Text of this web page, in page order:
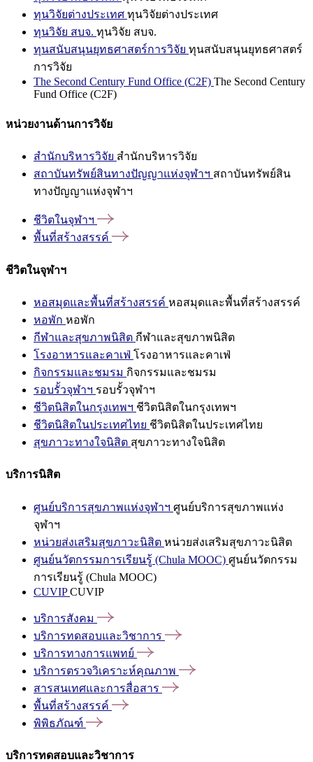
ทุนวิจัยต่างประเทศ ทุนวิจัยต่างประเทศ
ทุนวิจัย สบจ. ทุนวิจัย สบจ.
ทุนสนับสนุนยุทธศาสตร์การวิจัย ทุนสนับสนุนยุทธศาสตร์
การวิจัย
The Second Century Fund Office (C2F) The Second Century
Fund Office (C2F)
หน่วยงานด้านการวิจัย
สำนักบริหารวิจัย สำนักบริหารวิจัย
สถาบันทรัพย์สินทางปัญญาแห่งจุฬาฯ สถาบันทรัพย์สิน
ทางปัญญาแห่งจุฬาฯ
ชีวิตในจุฬาฯ
พื้นที่สร้างสรรค์
ชีวิตในจุฬาฯ
หอสมุดและพื้นที่สร้างสรรค์ หอสมุดและพื้นที่สร้างสรรค์
หอพัก หอพัก
กีฬาและสุขภาพนิสิต กีฬาและสุขภาพนิสิต
โรงอาหารและคาเฟ่ โรงอาหารและคาเฟ่
กิจกรรมและชมรม กิจกรรมและชมรม
รอบรั้วจุฬาฯ รอบรั้วจุฬาฯ
ชีวิตนิสิตในกรุงเทพฯ ชีวิตนิสิตในกรุงเทพฯ
ชีวิตนิสิตในประเทศไทย ชีวิตนิสิตในประเทศไทย
สุขภาวะทางใจนิสิต สุขภาวะทางใจนิสิต
บริการนิสิต
ศูนย์บริการสุขภาพแห่งจุฬาฯ ศูนย์บริการสุขภาพแห่ง
จุฬาฯ
หน่วยส่งเสริมสุขภาวะนิสิต หน่วยส่งเสริมสุขภาวะนิสิต
ศูนย์นวัตกรรมการเรียนรู้ (Chula MOOC) ศูนย์นวัตกรรม
การเรียนรู้ (Chula MOOC)
CUVIPCUVIP
บริการสังคม
บริการทดสอบและวิชาการ
บริการทางการแพทย์
บริการตรวจวิเคราะห์คุณภาพ
สารสนเทศและการสื่อสาร
พื้นที่สร้างสรรค์
พิพิธภัณฑ์
บริการทดสอบและวิชาการ